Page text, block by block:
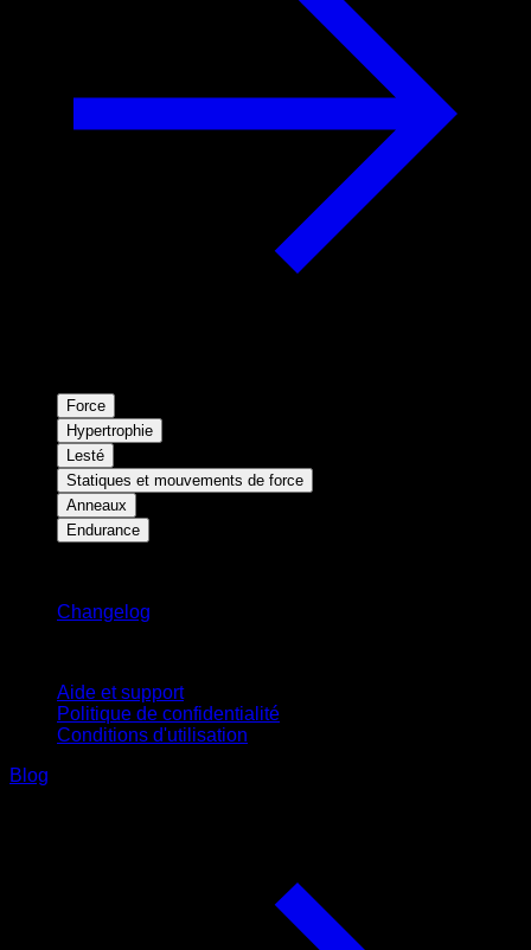
Force
Hypertrophie
Lesté
Statiques et mouvements de force
Anneaux
Endurance
Changelog
Aide et support
Politique de confidentialité
Conditions d'utilisation
Blog